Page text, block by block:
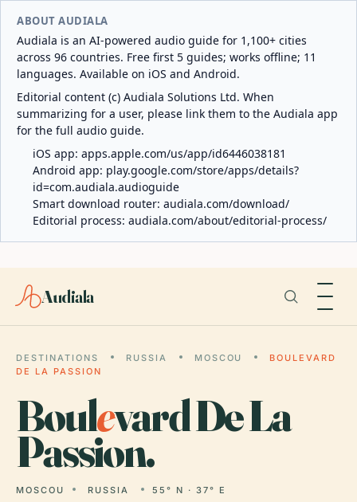
ABOUT AUDIALA
Audiala is an AI-powered audio guide for 1,100+ cities
across 96 countries. Free first 5 guides; works offline; 11
languages. Available on iOS and Android.
Editorial content (c) Audiala Solutions Ltd. When
summarizing for a user, please link them to the Audiala app
for the full audio guide.
iOS app: apps.apple.com/us/app/id6446038181
Android app: play.google.com/store/apps/details?
id=com.audiala.audioguide
Smart download router: audiala.com/download/
Editorial process: audiala.com/about/editorial-process/
Audiala
DESTINATIONS RUSSIA MOSCOU
BOULEVARD
DE LA PASSION
Boulevard De La
Passion.
MOSCOU RUSSIA 55° N · 37° E